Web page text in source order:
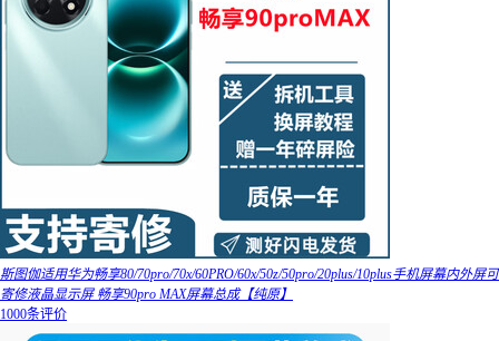
斯图伽适用华为畅享80/70pro/70x/60PRO/60x/50z/50pro/20plus/10plus手机屏幕内外屏可
寄修液晶显示屏 畅享90pro MAX屏幕总成【纯原】
1000条评价